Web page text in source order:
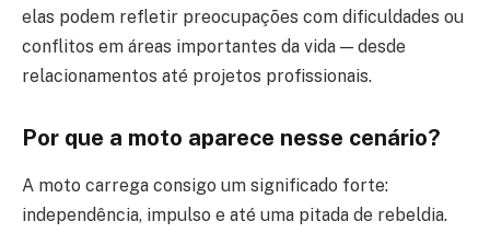
elas podem refletir preocupações com dificuldades ou
conflitos em áreas importantes da vida — desde
relacionamentos até projetos profissionais.
Por que a moto aparece nesse cenário?
A moto carrega consigo um significado forte:
independência, impulso e até uma pitada de rebeldia.